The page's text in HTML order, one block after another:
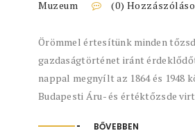
Muzeum (0)
Örömmel értesítünk minden
gazdaságtörténet iránt
nappal megnyílt az 1864 és 1948
Budapesti Áru- és értéktőzsde
BŐVEBBEN